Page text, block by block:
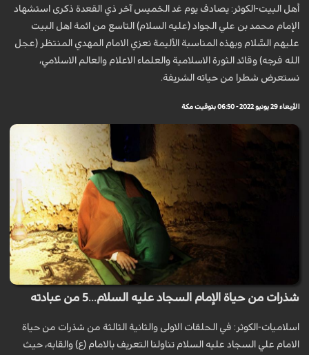
أهل البيت-الكوثر: يصادف يوم غد الخميس آخر ذي القعدة ذكرى استشهاد
الإمام محمد بن علي الجواد (عليه السلام) التاسع من ائمة اهل البيت
عليهم السَّلام وبهذه المناسبة الأليمة نعزي الامام المهدي المنتظر (عجل
الله فرجه) وقائد الثورة الاسلامية والعلماء الاعلام والعالم الاسلامي،
نستعرض شطرا من حياته الشريفة.
الأربعاء 29 يونيو 2022 - 06:50 بتوقيت مكة
شذرات من حياة الإمام السجاد عليه السلام...5 من عبادته
اسلاميات-الكوثر: في الحلقات الاولى والثانية الثالثة من شذرات من حياة
الامام علي السجاد عليه السلام تناولنا التعريف بالامام (ع) والقابه، حيث